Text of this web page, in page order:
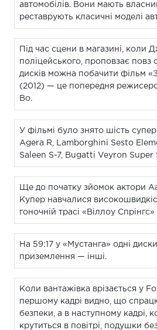
автомобілів. Вони мають
реставрують класичні моделі
Під час сцени в магазині, коли
поліцейського, проповзає повз
дисків можна побачити фільм
(2012) — це попередня
Во.
У фільмі було знято шість
Agera R, Lamborghini Sesto
Saleen S-7, Bugatti Veyron Super
Ще до початку зйомок актори
Купер навчалися
гоночній трасі «Віллоу Спрінгс»
На 59:17 у «Мустанга» одні
приземлення — інші.
Коли вантажівка врізається у
першому кадрі видно, що
безпеки, а в наступному кадрі,
крутиться в повітрі, подушки